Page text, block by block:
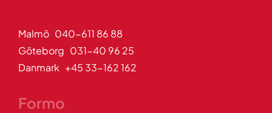
Malmö 040-611 86 88
Göteborg 031-40 96 25
Danmark +45 33-162 162
Formo